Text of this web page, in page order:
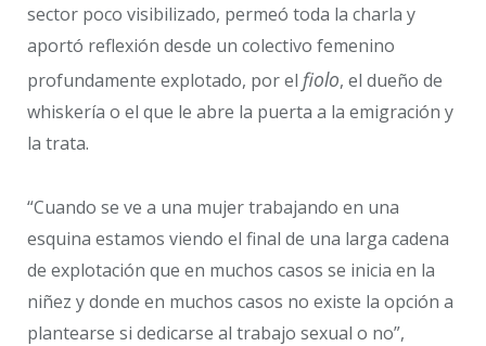
sector poco visibilizado, permeó toda la charla y
aportó reflexión desde un colectivo femenino
profundamente explotado, por el fiolo, el dueño de
whiskería o el que le abre la puerta a la emigración y
la trata.
“Cuando se ve a una mujer trabajando en una
esquina estamos viendo el final de una larga cadena
de explotación que en muchos casos se inicia en la
niñez y donde en muchos casos no existe la opción a
plantearse si dedicarse al trabajo sexual o no”,